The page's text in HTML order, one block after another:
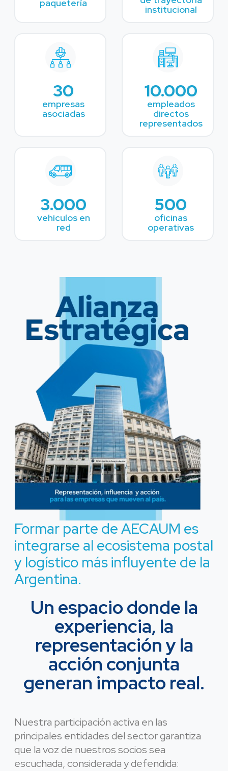
paquetería
institucional
30
empresas
asociadas
10.000
empleados
directos
representados
3.000
vehículos en
red
500
oficinas
operativas
Formar parte de AECAUM es
integrarse al ecosistema postal
y logístico más influyente de la
Argentina.
Un espacio donde la
experiencia, la
representación y la
acción conjunta
generan impacto real.
Nuestra participación activa en las
principales entidades del sector garantiza
que la voz de nuestros socios sea
escuchada, considerada y defendida: